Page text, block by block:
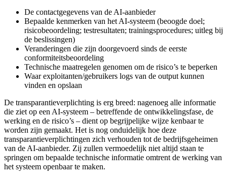
De contactgegevens van de AI-aanbieder
Bepaalde kenmerken van het AI-systeem (beoogde doel;
risicobeoordeling; testresultaten; trainingsprocedures; uitleg bij
de beslissingen)
Veranderingen die zijn doorgevoerd sinds de eerste
conformiteitsbeoordeling
Technische maatregelen genomen om de risico’s te beperken
Waar exploitanten/gebruikers logs van de output kunnen
vinden en opslaan
De transparantieverplichting is erg breed: nagenoeg alle informatie
die ziet op een AI-systeem – betreffende de ontwikkelingsfase, de
werking en de risico’s – dient op begrijpelijke wijze kenbaar te
worden zijn gemaakt. Het is nog onduidelijk hoe deze
transparantieverplichtingen zich verhouden tot de bedrijfsgeheimen
van de AI-aanbieder. Zij zullen vermoedelijk niet altijd staan te
springen om bepaalde technische informatie omtrent de werking van
het systeem openbaar te maken.